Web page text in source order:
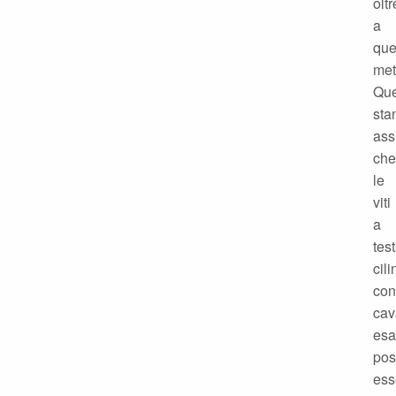
a
che
le
viti
a
con